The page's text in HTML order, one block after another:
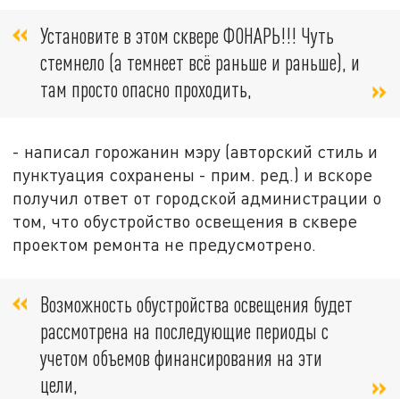
Установите в этом сквере ФОНАРЬ!!! Чуть
стемнело (а темнеет всё раньше и раньше), и
там просто опасно проходить,
- написал горожанин мэру (авторский стиль и
пунктуация сохранены - прим. ред.) и вскоре
получил ответ от городской администрации о
том, что обустройство освещения в сквере
проектом ремонта не предусмотрено.
Возможность обустройства освещения будет
рассмотрена на последующие периоды с
учетом объемов финансирования на эти
цели,